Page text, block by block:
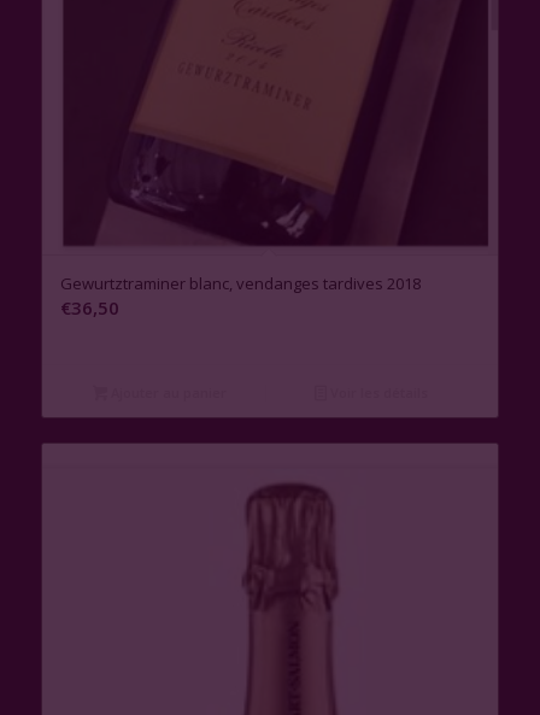
Gewurtztraminer blanc, vendanges tardives 2018
€36,50